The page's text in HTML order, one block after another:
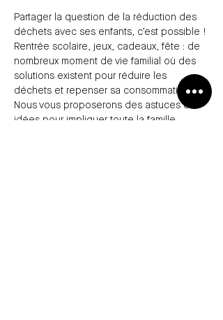
Partager la question de la réduction des
déchets avec ses enfants, c’est possible !
Rentrée scolaire, jeux, cadeaux, fête : de
nombreux moment de vie familial où des
solutions existent pour réduire les
déchets et repenser sa consommation.
Nous vous proposerons des astuces et
idées pour impliquer toute la famille.